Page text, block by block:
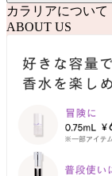
カラリアについて
ABOUT US